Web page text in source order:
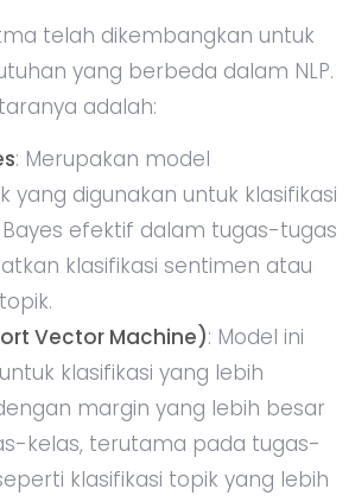
telah dikembangkan untuk
yang berbeda dalam NLP.
adalah:
: Merupakan model
yang digunakan untuk klasifikasi
Bayes efektif dalam tugas-tugas
klasifikasi sentimen atau
Vector Machine): Model ini
klasifikasi yang lebih
margin yang lebih besar
kelas, terutama pada tugas-
klasifikasi topik yang lebih